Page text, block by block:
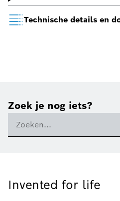
Technische details en
Zoek je nog iets?
Invented for life